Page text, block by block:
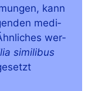
kann
medi­
wer­
simi­li­bus